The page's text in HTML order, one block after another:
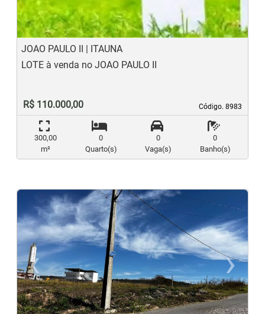
JOAO PAULO II | ITAUNA
Código. 8983
Código. 8983
LOTE à venda no JOAO PAULO II
R$ 110.000,00
300,00
m²
0
Quarto(s)
0
Vaga(s)
0
Banho(s)
‹
Previous
›